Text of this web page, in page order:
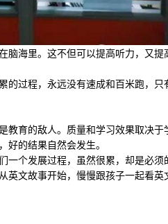
海里。这不但可以提高听力，又提
过程，永远没有速成和百米跑，只
育的敌人。质量和学习效果取决于
的结果自然会发生。
个发展过程，虽然很累，却是必须
文故事开始，慢慢跟孩子一起看英